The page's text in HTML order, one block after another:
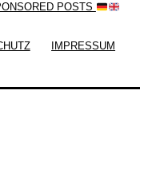
POSTS
IMPRESSUM